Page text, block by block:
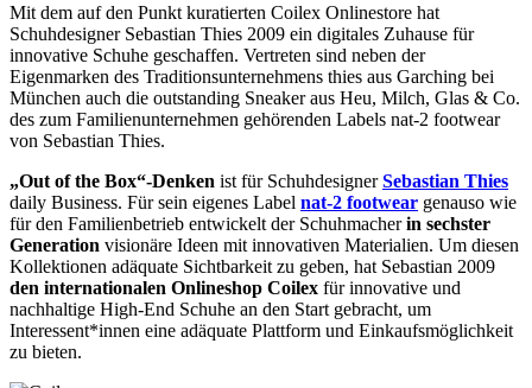
Mit dem auf den Punkt kuratierten Coilex Onlinestore hat
Schuhdesigner Sebastian Thies 2009 ein digitales Zuhause für
innovative Schuhe geschaffen. Vertreten sind neben der
Eigenmarken des Traditionsunternehmens thies aus Garching bei
München auch die outstanding Sneaker aus Heu, Milch, Glas & Co.
des zum Familienunternehmen gehörenden Labels nat-2 footwear
von Sebastian Thies.
„Out of the Box“-Denken ist für SchuhdesignerSebastian Thies
daily Business. Für sein eigenes Label nat-2 footwear genauso wie
für den Familienbetrieb entwickelt der Schuhmacherin sechster
Generation visionäre Ideen mit innovativen Materialien. Um diesen
Kollektionen adäquate Sichtbarkeit zu geben, hat Sebastian 2009
den internationalen Onlineshop Coilex für innovative und
nachhaltige High-End Schuhe an den Start gebracht, um
Interessent*innen eine adäquate Plattform und Einkaufsmöglichkeit
zu bieten.